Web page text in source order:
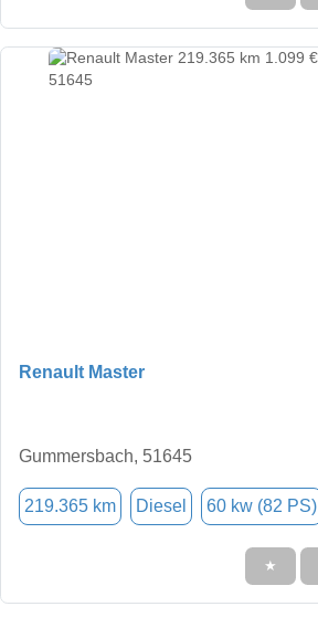
Renault Master
Gummersbach, 51645
219.365 km Diesel 60 kw (82 PS)
★